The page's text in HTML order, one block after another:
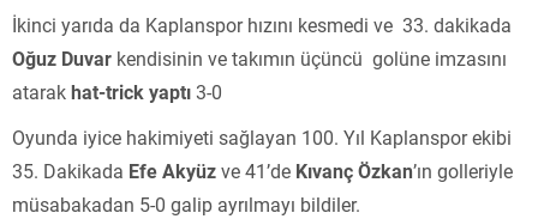
İkinci yarıda da Kaplanspor hızını kesmedi ve 33. dakikada
Oğuz Duvar kendisinin ve takımın üçüncü golüne imzasını
atarakhat-trick yaptı3-0
Oyunda iyice hakimiyeti sağlayan 100. Yıl Kaplanspor ekibi
35. Dakikada Efe Akyüzve 41’de Kıvanç Özkan’ın golleriyle
müsabakadan 5-0 galip ayrılmayı bildiler.